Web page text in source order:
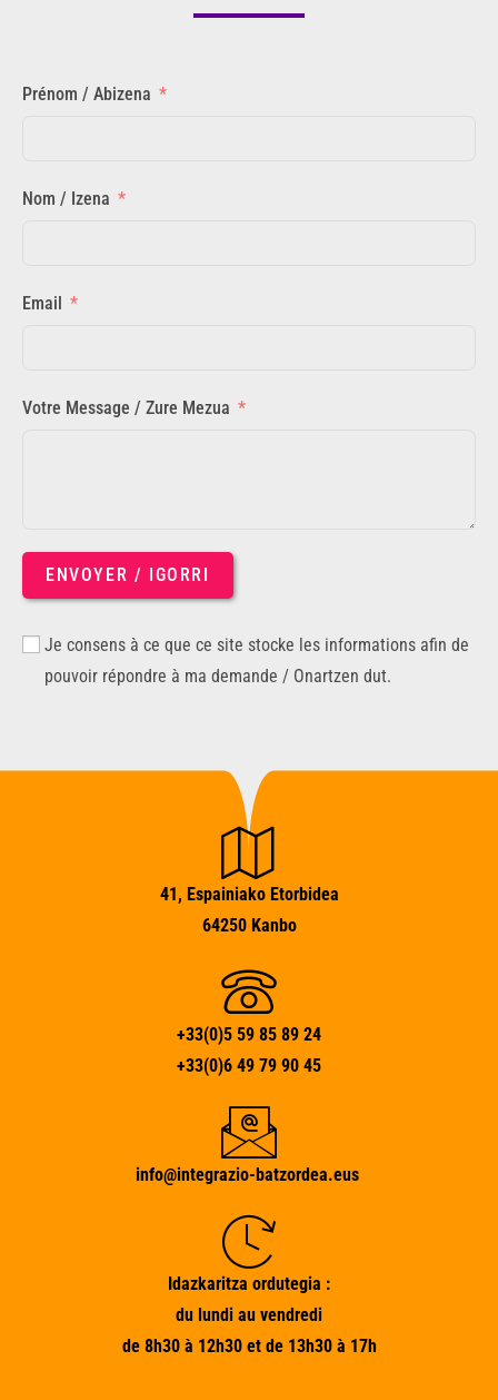
Prénom / Abizena
Nom / Izena
Email
Votre Message / Zure Mezua
ENVOYER / IGORRI
Je consens à ce que ce site stocke les informations afin de
pouvoir répondre à ma demande / Onartzen dut.
41, Espainiako Etorbidea
64250 Kanbo
+33(0)5 59 85 89 24
+33(0)6 49 79 90 45
info@integrazio-batzordea.eus
Idazkaritza ordutegia :
du lundi au vendredi
de 8h30 à 12h30 et de 13h30 à 17h